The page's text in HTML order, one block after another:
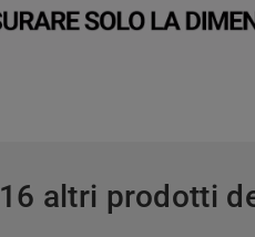
16 altri prodotti